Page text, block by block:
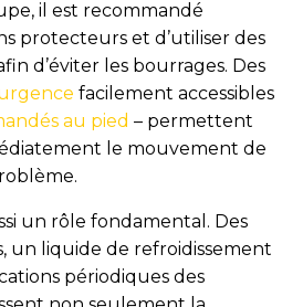
il est recommandé
protecteurs et d’utiliser des
d’éviter les bourrages. Des
facilement accessibles
au pied – permettent
le mouvement de
un rôle fondamental. Des
un liquide de refroidissement
périodiques des